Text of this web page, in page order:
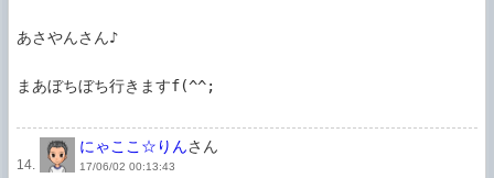
あさやんさん♪
まあぼちぼち行きますf(^^;
14.
にゃここ☆りんさん
17/06/02 00:13:43